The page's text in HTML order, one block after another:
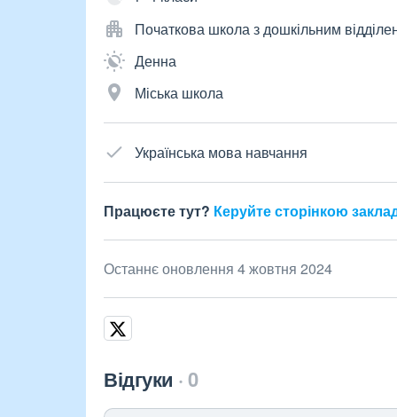
Початкова школа з дошкільним
Денна
Міська школа
Українська мова навчання
Працюєте тут? Керуйте сторінкою
Останнє оновлення 4 жовтня 2024
Відгуки 0